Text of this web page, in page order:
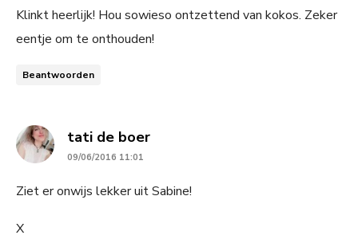
Klinkt heerlijk! Hou sowieso ontzettend van kokos. Zeker
eentje om te onthouden!
Beantwoorden
tati de boersays:
09/06/2016 11:01
Ziet er onwijs lekker uit Sabine!
X